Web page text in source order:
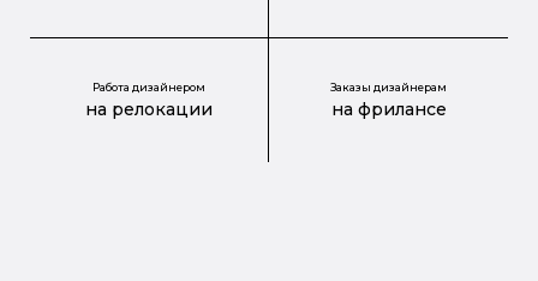
Работа дизайнером
на релокации
Заказы дизайнерам
на фрилансе